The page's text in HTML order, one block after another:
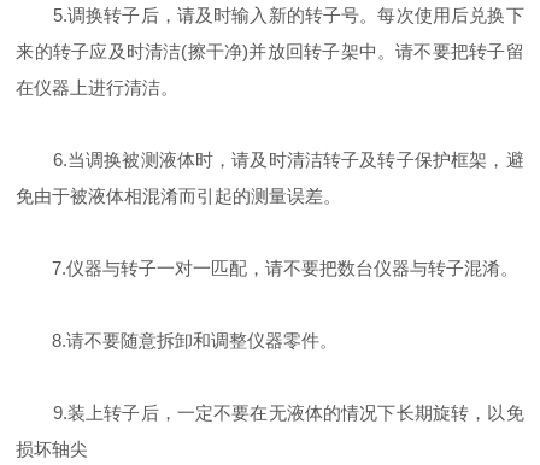
5.调换转子后，请及时输入新的转子号。每次使用后兑换下
来的转子应及时清洁(擦干净)并放回转子架中。请不要把转子留
在仪器上进行清洁。
6.当调换被测液体时，请及时清洁转子及转子保护框架，避
免由于被液体相混淆而引起的测量误差。
7.仪器与转子一对一匹配，请不要把数台仪器与转子混淆。
8.请不要随意拆卸和调整仪器零件。
9.装上转子后，一定不要在无液体的情况下长期旋转，以免
损坏轴尖